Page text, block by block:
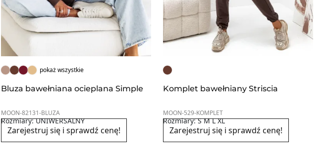
pokaż wszystkie
Bluza bawełniana ocieplana Simple
MOON-82131-BLUZA
Rozmiary: UNIWERSALNY
Zarejestruj się i sprawdź cenę!
Komplet bawełniany Striscia
MOON-529-KOMPLET
Rozmiary: S M L XL
Zarejestruj się i sprawdź cenę!